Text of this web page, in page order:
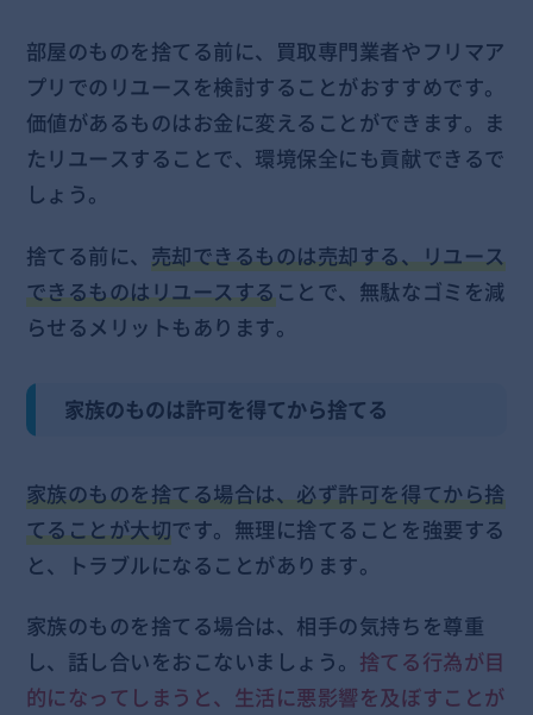
部屋のものを捨てる前に、買取専門業者やフリマア
プリでのリユースを検討することがおすすめです。
価値があるものはお金に変えることができます。ま
たリユースすることで、環境保全にも貢献できるで
しょう。
捨てる前に、 売却できるものは売却する、リユース
できるものはリユースすることで、無駄なゴミを減
らせるメリットもあります。
家族のものは許可を得てから捨てる
家族のものを捨てる場合は、必ず許可を得てから捨
てることが大切です。無理に捨てることを強要する
と、トラブルになることがあります。
家族のものを捨てる場合は、相手の気持ちを尊重
し、話し合いをおこないましょう。 捨てる行為が目
的になってしまうと、生活に悪影響を及ぼすことが